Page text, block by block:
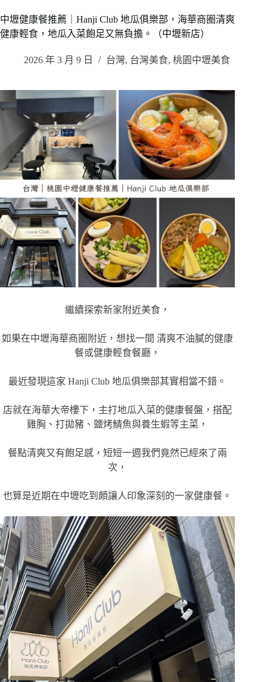
中壢健康餐推薦｜Hanji Club 地瓜俱樂部，海華商圈清爽
健康輕食，地瓜入菜飽足又無負擔。（中壢新店）
2026 年 3 月 9 日 台灣, 台灣美食, 桃園中壢美食
繼續探索新家附近美食，
如果在中壢海華商圈附近，想找一間 清爽不油膩的健康
餐或健康輕食餐廳，
最近發現這家 Hanji Club 地瓜俱樂部其實相當不錯。
店就在海華大帝樓下，主打地瓜入菜的健康餐盤，搭配
雞胸、打拋豬、鹽烤鯖魚與養生蝦等主菜，
餐點清爽又有飽足感，短短一週我們竟然已經來了兩
次，
也算是近期在中壢吃到頗讓人印象深刻的一家健康餐。